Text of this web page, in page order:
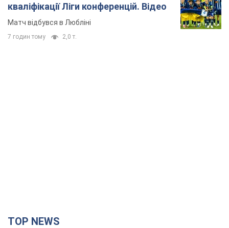
кваліфікації Ліги конференцій. Відео
Матч відбувся в Любліні
7 годин тому 2,0 т.
TOP NEWS